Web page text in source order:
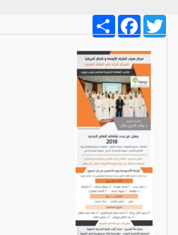
Share
FacebookTwitter